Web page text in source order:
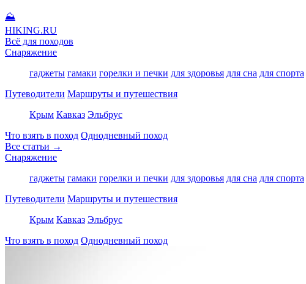
⛰
HIKING.RU
Всё для походов
Снаряжение
гаджеты гамаки горелки и печки для здоровья для сна для спорта
Путеводители Маршруты и путешествия
Крым Кавказ Эльбрус
Что взять в поход Однодневный поход
Все статьи →
Снаряжение
гаджеты гамаки горелки и печки для здоровья для сна для спорта
Путеводители Маршруты и путешествия
Крым Кавказ Эльбрус
Что взять в поход Однодневный поход